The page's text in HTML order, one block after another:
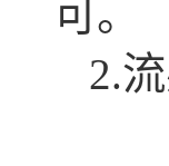
可。
2.